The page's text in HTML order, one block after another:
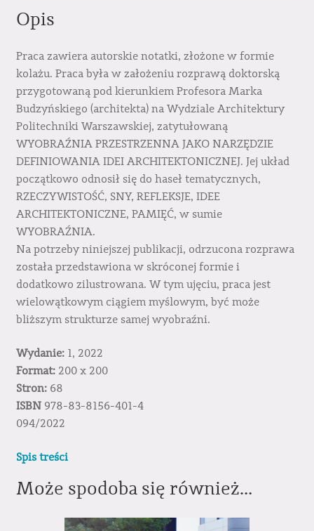
Opis
Praca zawiera autorskie notatki, złożone w formie
kolażu. Praca była w założeniu rozprawą doktorską
przygotowaną pod kierunkiem Profesora Marka
Budzyńskiego (architekta) na Wydziale Architektury
Politechniki Warszawskiej, zatytułowaną
WYOBRAŹNIA PRZESTRZENNA JAKO NARZĘDZIE
DEFINIOWANIA IDEI ARCHITEKTONICZNEJ. Jej układ
początkowo odnosił się do haseł tematycznych,
RZECZYWISTOŚĆ, SNY, REFLEKSJE, IDEE
ARCHITEKTONICZNE, PAMIĘĆ, w sumie
WYOBRAŹNIA.
Na potrzeby niniejszej publikacji, odrzucona rozprawa
została przedstawiona w skróconej formie i
dodatkowo zilustrowana. W tym ujęciu, praca jest
wielowątkowym ciągiem myślowym, być może
bliższym strukturze samej wyobraźni.
Wydanie:1, 2022
Format:200 x 200
Stron:68
ISBN978-83-8156-401-4
094/2022
Spis treści
Może spodoba się również…